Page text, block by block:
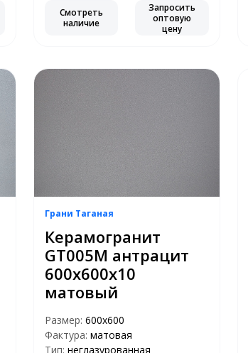
Смотреть
наличие
Запросить
оптовую
цену
Грани Таганая
Керамогранит
GT005M антрацит
600х600х10
матовый
Размер: 600х600
Фактура: матовая
Тип: неглазурованная